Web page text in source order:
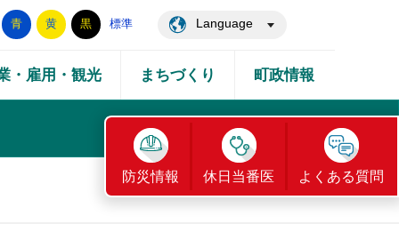
青 黄 黒 標準 Language
・雇用・観光 まちづくり 町政情報
防災情報 休日当番医 よくある質問